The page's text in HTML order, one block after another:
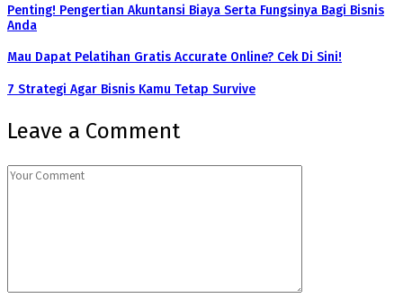
Penting! Pengertian Akuntansi Biaya Serta Fungsinya Bagi Bisnis
Anda
Mau Dapat Pelatihan Gratis Accurate Online? Cek Di Sini!
7 Strategi Agar Bisnis Kamu Tetap Survive
Leave a Comment